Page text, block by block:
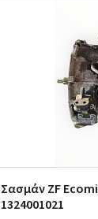
Σασμάν ZF
1324001021